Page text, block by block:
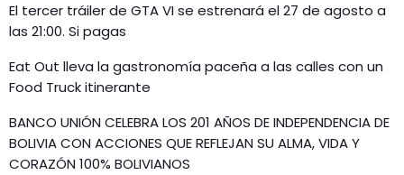
El tercer tráiler de GTA VI se estrenará el 27 de agosto a
las 21:00. Si pagas
Eat Out lleva la gastronomía paceña a las calles con un
Food Truck itinerante
BANCO UNIÓN CELEBRA LOS 201 AÑOS DE INDEPENDENCIA DE
BOLIVIA CON ACCIONES QUE REFLEJAN SU ALMA, VIDA Y
CORAZÓN 100% BOLIVIANOS